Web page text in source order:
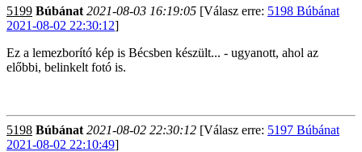
5199 Búbánat 2021-08-03 16:19:05 [Válasz erre: 5198 Búbánat
2021-08-02 22:30:12]
Ez a lemezborító kép is Bécsben készült... - ugyanott, ahol az
előbbi, belinkelt fotó is.
5198 Búbánat 2021-08-02 22:30:12 [Válasz erre: 5197 Búbánat
2021-08-02 22:10:49]